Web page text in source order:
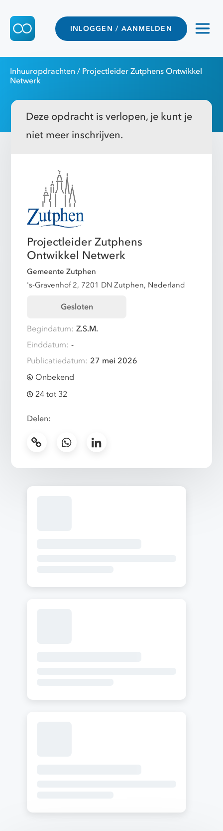
INLOGGEN / AANMELDEN
Inhuuropdrachten / Projectleider Zutphens Ontwikkel
Netwerk
Deze opdracht is verlopen, je kunt je
niet meer inschrijven.
Projectleider Zutphens
Ontwikkel Netwerk
Gemeente Zutphen
's-Gravenhof 2, 7201 DN Zutphen, Nederland
Gesloten
Begindatum: Z.S.M.
Einddatum: -
Publicatiedatum: 27 mei 2026
Onbekend
24 tot 32
Delen: